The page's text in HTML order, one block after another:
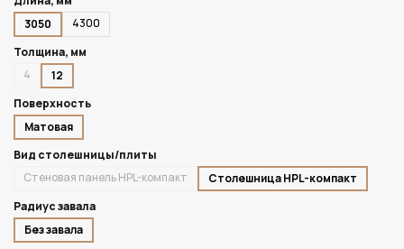
3050
4300
Толщина, мм
4
12
Поверхность
Матовая
Вид столешницы/плиты
Стеновая панель HPL-компакт
Столешница HPL-компакт
Радиус завала
Без завала